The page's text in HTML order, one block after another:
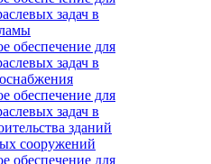
задач в
обеспечение для
задач в
обеспечение для
задач в
зданий
сооружений
обеспечение для